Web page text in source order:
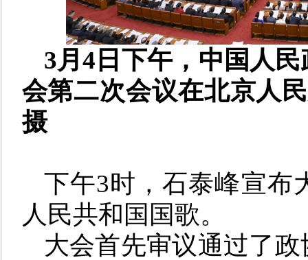
3月4日下午，中国人
会第二次会议在北京人
摄
下午3时，石泰峰宣布
人民共和国国歌。
大会首先审议通过了